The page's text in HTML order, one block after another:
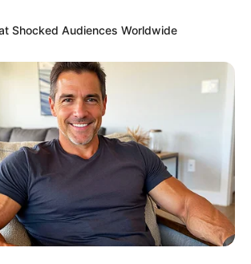
Shocked Audiences Worldwide